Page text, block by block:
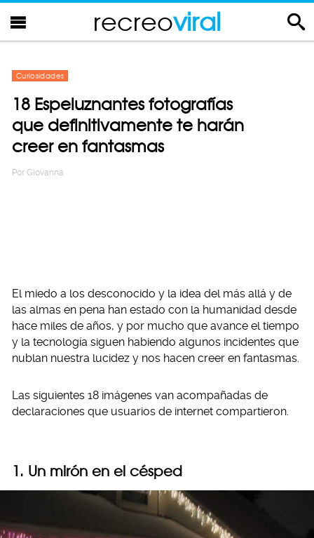
recreoviral
Curiosidades
18 Espeluznantes fotografías
que definitivamente te harán
creer en fantasmas
Por Giovanna
El miedo a los desconocido y la idea del más allá y de
las almas en pena han estado con la humanidad desde
hace miles de años, y por mucho que avance el tiempo
y la tecnología siguen habiendo algunos incidentes que
nublan nuestra lucidez y nos hacen creer en fantasmas.
Las siguientes 18 imágenes van acompañadas de
declaraciones que usuarios de internet compartieron.
1. Un mirón en el césped